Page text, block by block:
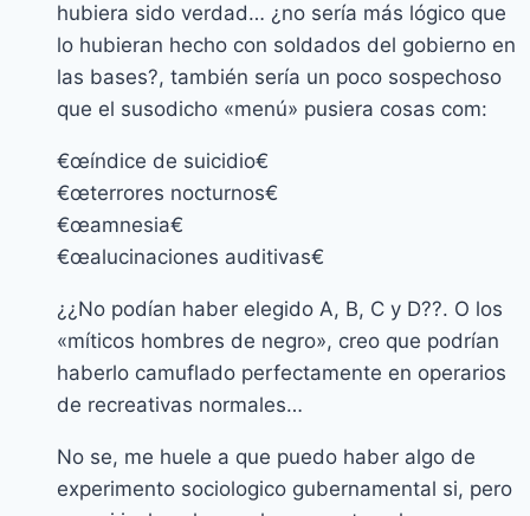
hubiera sido verdad… ¿no serí­a más lógico que
lo hubieran hecho con soldados del gobierno en
las bases?, también serí­a un poco sospechoso
que el susodicho «menú» pusiera cosas com:
€œí­ndice de suicidio€
€œterrores nocturnos€
€œamnesia€
€œalucinaciones auditivas€
¿¿No podí­an haber elegido A, B, C y D??. O los
«mí­ticos hombres de negro», creo que podrí­an
haberlo camuflado perfectamente en operarios
de recreativas normales…
No se, me huele a que puedo haber algo de
experimento sociologico gubernamental si, pero